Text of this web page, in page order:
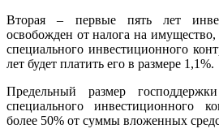
Вторая – первые пять лет
освобожден от налога на
специального инвестиционного
лет будет платить его в размере 1,1%.
Предельный размер
специального инвестиционного
более 50% от суммы вложенных